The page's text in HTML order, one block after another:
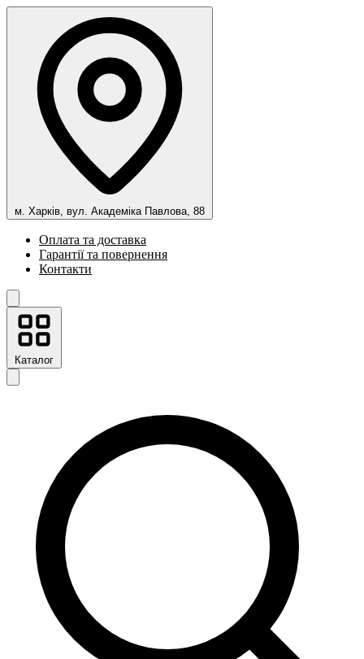
м. Харків, вул. Академіка Павлова, 88
Оплата та доставка
Гарантії та повернення
Контакти
Каталог